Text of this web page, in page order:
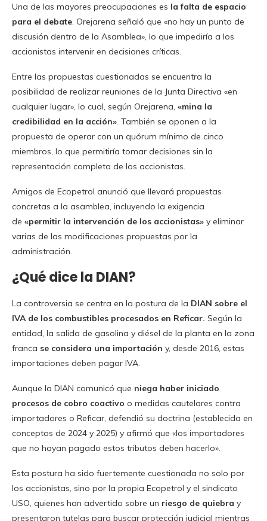
Una de las mayores preocupaciones es la falta de espacio
para el debate . Orejarena señaló que «no hay un punto de
discusión dentro de la Asamblea», lo que impediría a los
accionistas intervenir en decisiones críticas.
Entre las propuestas cuestionadas se encuentra la
posibilidad de realizar reuniones de la Junta Directiva «en
cualquier lugar», lo cual, según Orejarena, «mina la
credibilidad en la acción» . También se oponen a la
propuesta de operar con un quórum mínimo de cinco
miembros, lo que permitiría tomar decisiones sin la
representación completa de los accionistas.
Amigos de Ecopetrol anunció que llevará propuestas
concretas a la asamblea, incluyendo la exigencia
de «permitir la intervención de los accionistas» y eliminar
varias de las modificaciones propuestas por la
administración.
¿Qué dice la DIAN?
La controversia se centra en la postura de la DIAN sobre el
IVA de los combustibles procesados en Reficar. Según la
entidad, la salida de gasolina y diésel de la planta en la zona
franca se considera una importación y, desde 2016, estas
importaciones deben pagar IVA.
Aunque la DIAN comunicó que niega haber iniciado
procesos de cobro coactivo o medidas cautelares contra
importadores o Reficar, defendió su doctrina (establecida en
conceptos de 2024 y 2025) y afirmó que «los importadores
que no hayan pagado estos tributos deben hacerlo».
Esta postura ha sido fuertemente cuestionada no solo por
los accionistas, sino por la propia Ecopetrol y el sindicato
USO, quienes han advertido sobre un riesgo de quiebra y
presentaron tutelas para buscar protección judicial mientras